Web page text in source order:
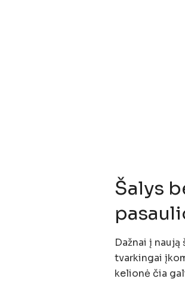
Šalys
Dažnai į
tvarkingai
kelionė čia